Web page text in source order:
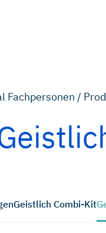
Fachpersonen /
Geistlich Combi-Kit